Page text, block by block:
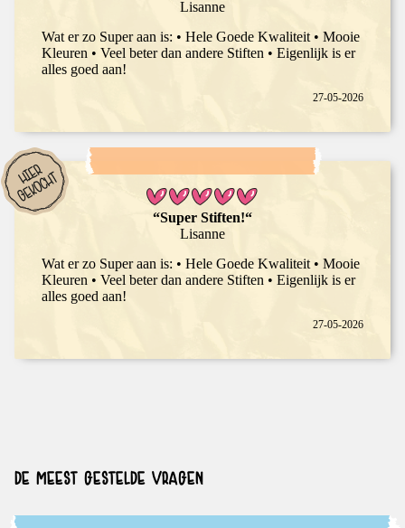
Lisanne
Wat er zo Super aan is: • Hele Goede Kwaliteit • Mooie
Kleuren • Veel beter dan andere Stiften • Eigenlijk is er
alles goed aan!
27-05-2026
“Super Stiften!“
Lisanne
Wat er zo Super aan is: • Hele Goede Kwaliteit • Mooie
Kleuren • Veel beter dan andere Stiften • Eigenlijk is er
alles goed aan!
27-05-2026
DE MEEST GESTELDE VRAGEN